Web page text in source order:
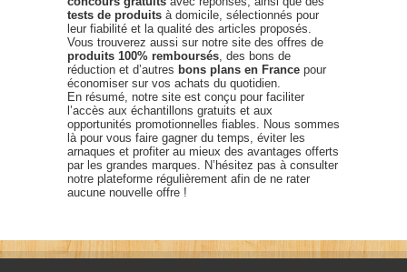
tests de produits à domicile, sélectionnés pour
leur fiabilité et la qualité des articles proposés.
Vous trouverez aussi sur notre site des offres de
produits 100% remboursés , des bons de
réduction et d’autres bons plans en France pour
économiser sur vos achats du quotidien.
En résumé, notre site est conçu pour faciliter
l’accès aux échantillons gratuits et aux
opportunités promotionnelles fiables. Nous sommes
là pour vous faire gagner du temps, éviter les
arnaques et profiter au mieux des avantages offerts
par les grandes marques. N’hésitez pas à consulter
notre plateforme régulièrement afin de ne rater
aucune nouvelle offre !